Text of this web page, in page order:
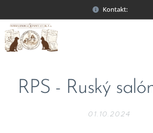
Kontakt:
RPS - Ruský
01.10.2024